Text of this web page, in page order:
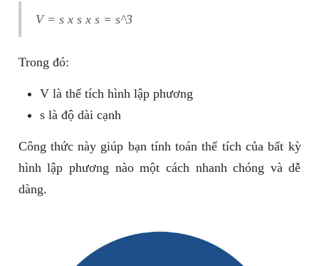
V = s x s x s = s^3
Trong đó:
V là thể tích hình lập phương
s là độ dài cạnh
Công thức này giúp bạn tính toán thể tích của bất kỳ
hình lập phương nào một cách nhanh chóng và dễ
dàng.